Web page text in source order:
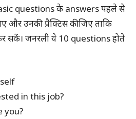
questions के answers पहले से
और उनकी प्रैक्टिस कीजिए ताकि
सकें। जनरली ये 10 questions होते
in this job?
you?